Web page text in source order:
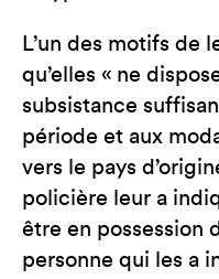
L’un des motifs de
qu’elles « ne
subsistance
période et aux
vers le pays
policière leur a
être en possession
personne qui les a